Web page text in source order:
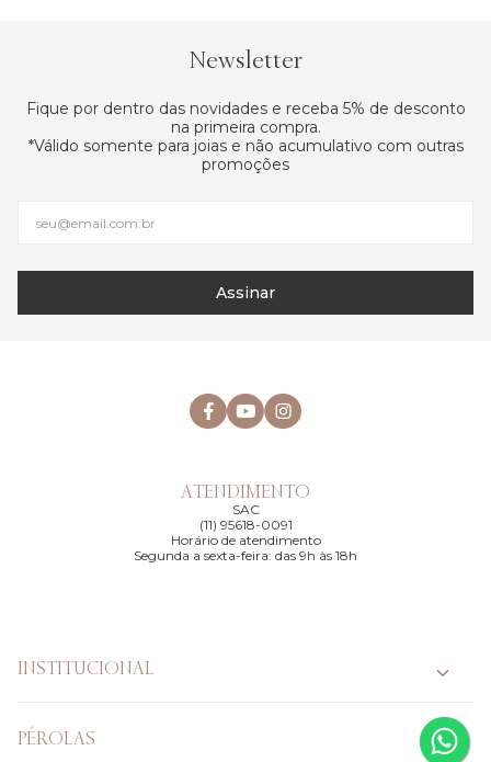
Newsletter
Fique por dentro das novidades e receba 5% de desconto
na primeira compra.
*Válido somente para joias e não acumulativo com outras
promoções
Assinar
ATENDIMENTO
SAC
(11) 95618-0091
Horário de atendimento
Segunda a sexta-feira: das 9h às 18h
INSTITUCIONAL
PÉROLAS